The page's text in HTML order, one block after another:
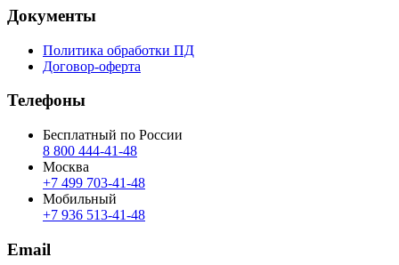
Документы
Политика обработки ПД
Договор-оферта
Телефоны
Бесплатный по России
8 800 444‑41‑48
Москва
+7 499 703‑41‑48
Мобильный
+7 936 513‑41‑48
Email